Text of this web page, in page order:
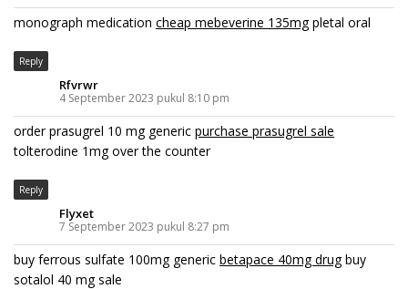
monograph medication cheap mebeverine 135mgpletal oral
Reply
Rfvrwr
4 September 2023 pukul 8:10 pm
order prasugrel 10 mg generic purchase prasugrel sale
tolterodine 1mg over the counter
Reply
Flyxet
7 September 2023 pukul 8:27 pm
buy ferrous sulfate 100mg generic betapace 40mg drugbuy
sotalol 40 mg sale